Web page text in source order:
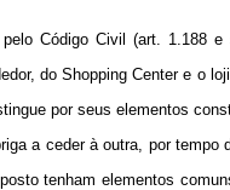
Código Civil (art. 1.188
do Shopping Center e o
por seus elementos
a ceder à outra, por tempo
tenham elementos